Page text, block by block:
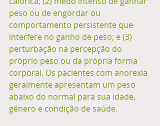
peso ou de engordar ou
comportamento persistente que
interfere no ganho de peso; e (3)
perturbação na percepção do
próprio peso ou da própria forma
corporal. Os pacientes com anorexia
geralmente apresentam um peso
abaixo do normal para sua idade,
gênero e condição de saúde.